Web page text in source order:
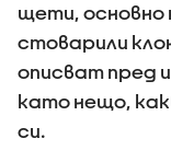
щети, основно
стоварили
описват пред
като нещо,
си.